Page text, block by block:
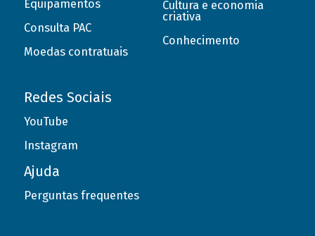
Equipamentos
Consulta PAC
Moedas contratuais
Cultura e economia
criativa
Conhecimento
Redes Sociais
YouTube
Instagram
Ajuda
Perguntas frequentes